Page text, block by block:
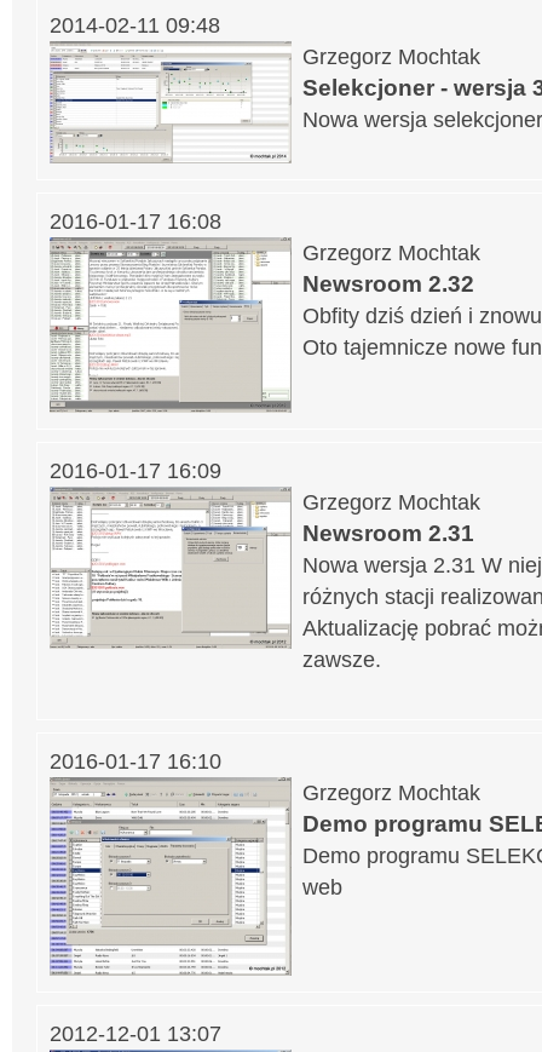
2014-02-11 09:48
Grzegorz Mochtak
Selekcjoner - wersja
Nowa wersja
2016-01-17 16:08
Grzegorz Mochtak
Newsroom 2.32
Obfity dziś dzień i
Oto tajemnicze nowe
2016-01-17 16:09
Grzegorz Mochtak
Newsroom 2.31
Nowa wersja 2.31 W
różnych stacji
Aktualizację pobrać
zawsze.
2016-01-17 16:10
Grzegorz Mochtak
Demo programu
Demo programu
web
2012-12-01 13:07